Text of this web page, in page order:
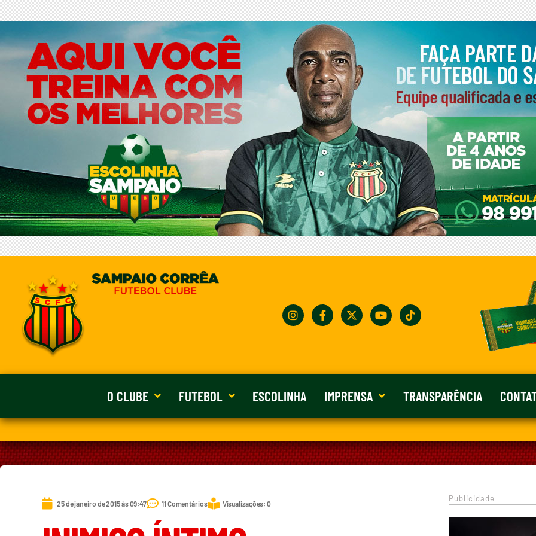
O CLUBE FUTEBOL ESCOLINHA IMPRENSA TRANSPARÊNCIA
25 de janeiro de 2015 às 09:47 11 Comentários Visualizações: 0
Publicidade